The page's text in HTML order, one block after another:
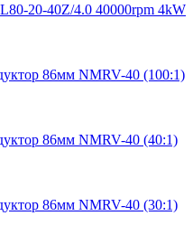
20-40Z/4.0 40000rpm 4kW
86мм NMRV-40 (100:1)
86мм NMRV-40 (40:1)
86мм NMRV-40 (30:1)